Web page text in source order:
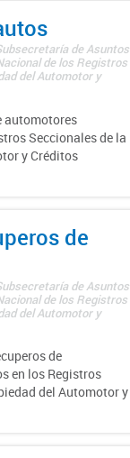
de Asuntos
de los Registros
del Automotor y
automotores
Seccionales de la
y Créditos
de
de Asuntos
de los Registros
del Automotor y
de
en los Registros
del Automotor y